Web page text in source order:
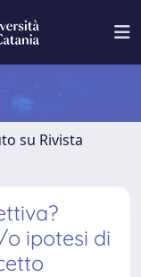
su Rivista
ipotesi di